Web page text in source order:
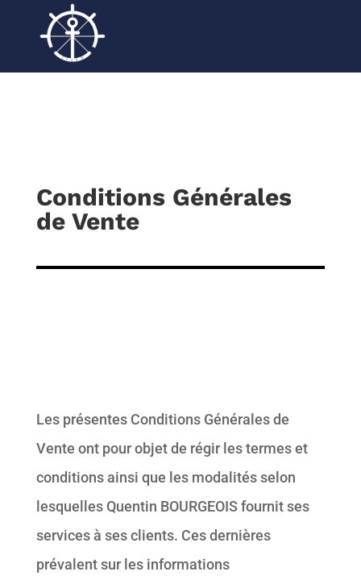
Conditions Générales
de Vente
Les présentes Conditions Générales de
Vente ont pour objet de régir les termes et
conditions ainsi que les modalités selon
lesquelles Quentin BOURGEOIS fournit ses
services à ses clients. Ces dernières
prévalent sur les informations